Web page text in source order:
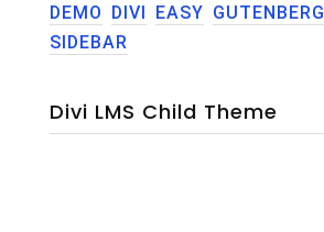
DEMO DIVI EASY GUTENBERG
SIDEBAR
Divi LMS Child Theme